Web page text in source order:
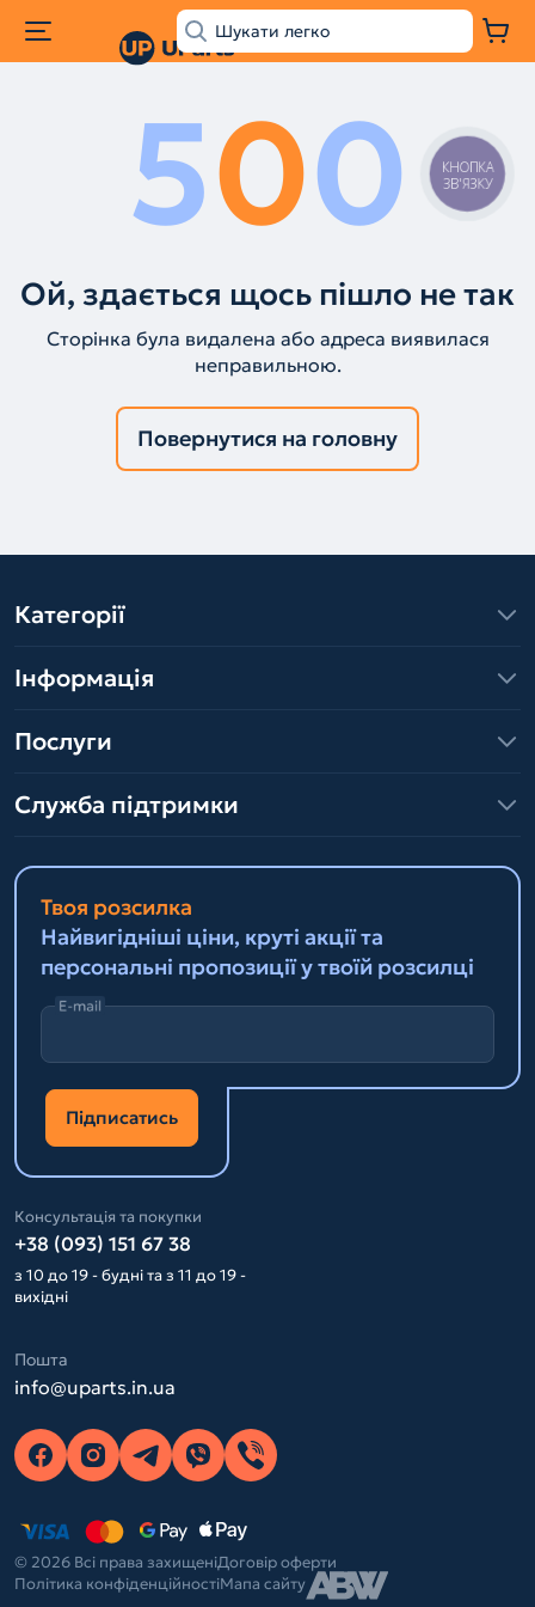
500
Ой, здається щось пішло не так
Сторінка була видалена або адреса виявилася
неправильною.
Повернутися на головну
Категорії
Інформація
Послуги
Служба підтримки
Твоя розсилка
Найвигідніші ціни, круті акції та
персональні пропозиції у твоїй розсилці
E-mail
Підписатись
Консультація та покупки
+38 (093) 151 67 38
з 10 до 19 - будні та з 11 до 19 -
вихідні
Пошта
info@uparts.in.ua
© 2026 Всі права захищеніДоговір оферти
Політика конфіденційностіМапа сайту
КНОПКА
ЗВ'ЯЗКУ